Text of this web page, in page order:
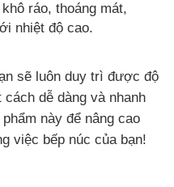
ráo, thoáng mát,
nhiệt độ cao.
sẽ luôn duy trì được độ
dễ dàng và nhanh
này để nâng cao
việc bếp núc của bạn!